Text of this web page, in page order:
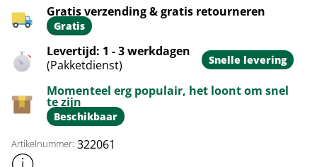
Gratis verzending & gratis retourneren
Gratis
Levertijd: 1 - 3 werkdagen
(Pakketdienst)
Snelle levering
Momenteel erg populair, het loont om snel
te zijn
Beschikbaar
Artikelnummer: 322061
Toon meer productinformatie